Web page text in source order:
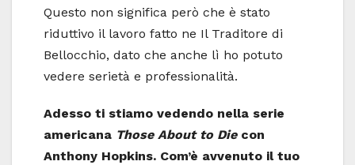
Questo non significa però che è stato
riduttivo il lavoro fatto ne Il Traditore di
Bellocchio, dato che anche lì ho potuto
vedere serietà e professionalità.
Adesso ti stiamo vedendo nella serie
americana Those About to Diecon
Anthony Hopkins. Com’è avvenuto il tuo